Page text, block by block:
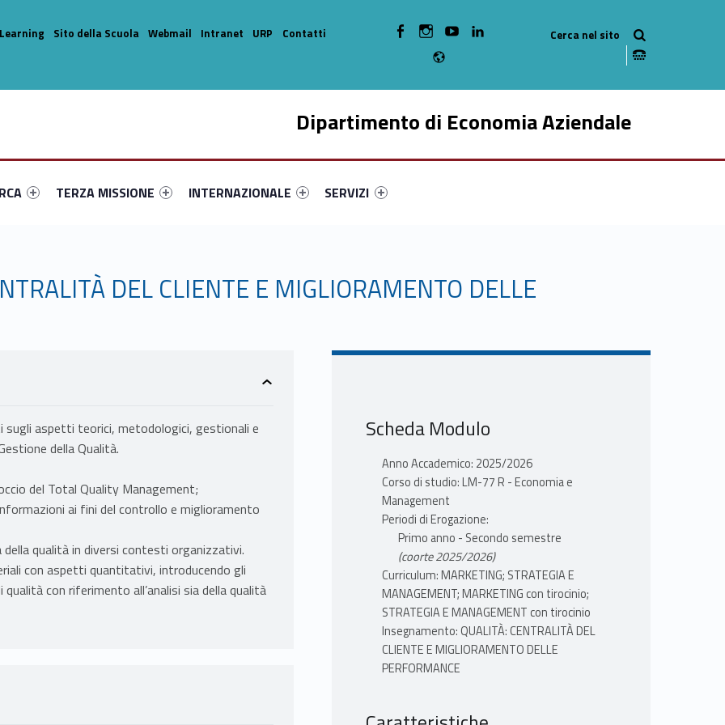
Dipartimento di Economia Aziendale
primary-53937-14
#link-menu-primary-13315-33
Link identifier #link-menu-primary-73021-44
TERZA MISSIONE
Link identifier #link-menu-primary-55122-49
INTERNAZIONALE
Link identifier #link-menu-primary-60411-59
SERVIZI
Sito della Scuola Webmail Intranet URP
Contatti
WebMan on Facebook
WebMan on Instagram
WebMan on Youtube
DEL CLIENTE E MIGLIORAMENTO DELLE
sugli aspetti teorici, metodologici, gestionali e
della Qualità.
del Total Quality Management;
ai fini del controllo e miglioramento
qualità in diversi contesti organizzativi.
con aspetti quantitativi, introducendo gli
con riferimento all’analisi sia della qualità
Scheda Modulo
Anno Accademico: 2025/2026
Corso di studio: LM-77 R - Economia e
Management
Periodi di Erogazione:
Primo anno - Secondo semestre
(coorte 2025/2026)
Curriculum: MARKETING; STRATEGIA E
MANAGEMENT; MARKETING con tirocinio;
STRATEGIA E MANAGEMENT con tirocinio
Insegnamento: QUALITÀ: CENTRALITÀ DEL
CLIENTE E MIGLIORAMENTO DELLE
PERFORMANCE